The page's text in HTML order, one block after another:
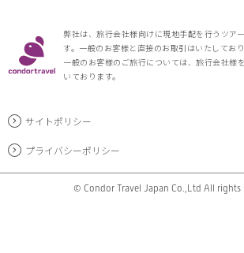
弊社は、旅行会社様向けに現地手配を行うツア
す。一般のお客様と直接のお取引はいたしており
一般のお客様のご旅行については、旅行会社様
いております。
© Condor Travel Japan Co.,Ltd All rights
サイトポリシー
プライバシーポリシー